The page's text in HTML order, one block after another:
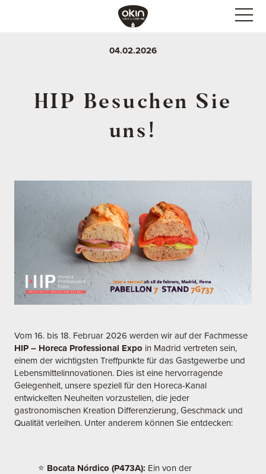
04.02.2026
HIP Besuchen Sie
uns!
Vom 16. bis 18. Februar 2026 werden wir auf der Fachmesse
HIP – Horeca Professional Expo in Madrid vertreten sein,
einem der wichtigsten Treffpunkte für das Gastgewerbe und
Lebensmittelinnovationen. Dies ist eine hervorragende
Gelegenheit, unsere speziell für den Horeca-Kanal
entwickelten Neuheiten vorzustellen, die jeder
gastronomischen Kreation Differenzierung, Geschmack und
Qualität verleihen. Unter anderem können Sie entdecken:
⭐ Bocata Nórdico (P473A): Ein von der